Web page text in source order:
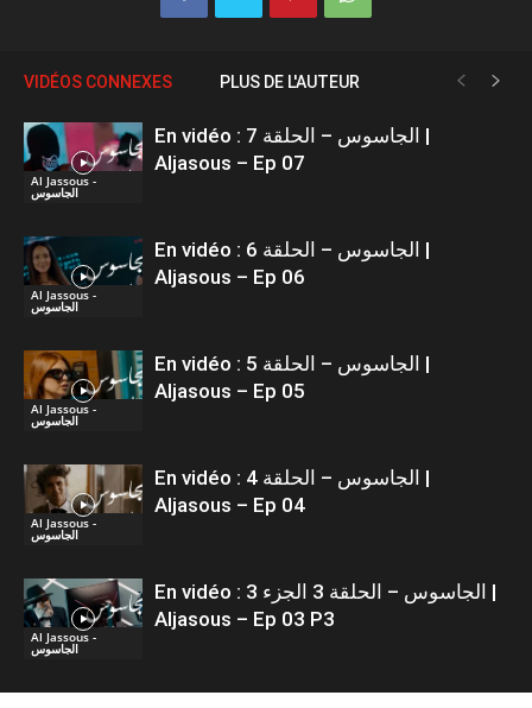
VIDÉOS CONNEXES PLUS DE L'AUTEUR
Al Jassous -
الجاسوس
En vidéo : الجاسوس – الحلقة 7 |
Aljasous – Ep 07
Al Jassous -
الجاسوس
En vidéo : الجاسوس – الحلقة 6 |
Aljasous – Ep 06
Al Jassous -
الجاسوس
En vidéo : الجاسوس – الحلقة 5 |
Aljasous – Ep 05
Al Jassous -
الجاسوس
En vidéo : الجاسوس – الحلقة 4 |
Aljasous – Ep 04
Al Jassous -
الجاسوس
En vidéo : الجاسوس – الحلقة 3 الجزء 3 |
Aljasous – Ep 03 P3